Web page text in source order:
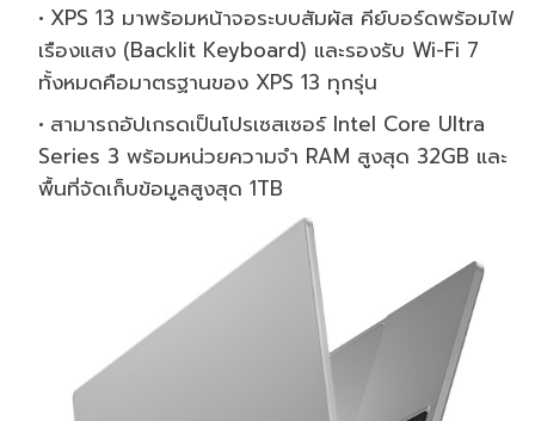
XPS 13 มาพร้อมหน้าจอระบบสัมผัส คีย์บอร์ดพร้อมไฟ
เรืองแสง (Backlit Keyboard) และรองรับ Wi-Fi 7
ทั้งหมดคือมาตรฐานของ XPS 13 ทุกรุ่น
สามารถอัปเกรดเป็นโปรเซสเซอร์ Intel Core Ultra
Series 3 พร้อมหน่วยความจำ RAM สูงสุด 32GB และ
พื้นที่จัดเก็บข้อมูลสูงสุด 1TB